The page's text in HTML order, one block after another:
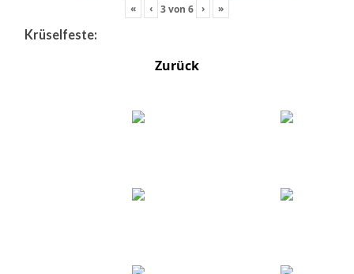
« ‹ 3von 6 › »
Krüselfeste:
Zurück